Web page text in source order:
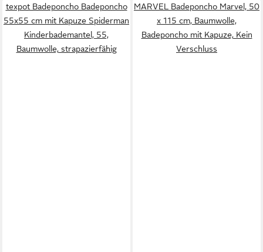
texpot Badeponcho Badeponcho
55x55 cm mit Kapuze Spiderman
Kinderbademantel, 55,
Baumwolle, strapazierfähig
MARVEL Badeponcho Marvel, 50
x 115 cm, Baumwolle,
Badeponcho mit Kapuze, Kein
Verschluss